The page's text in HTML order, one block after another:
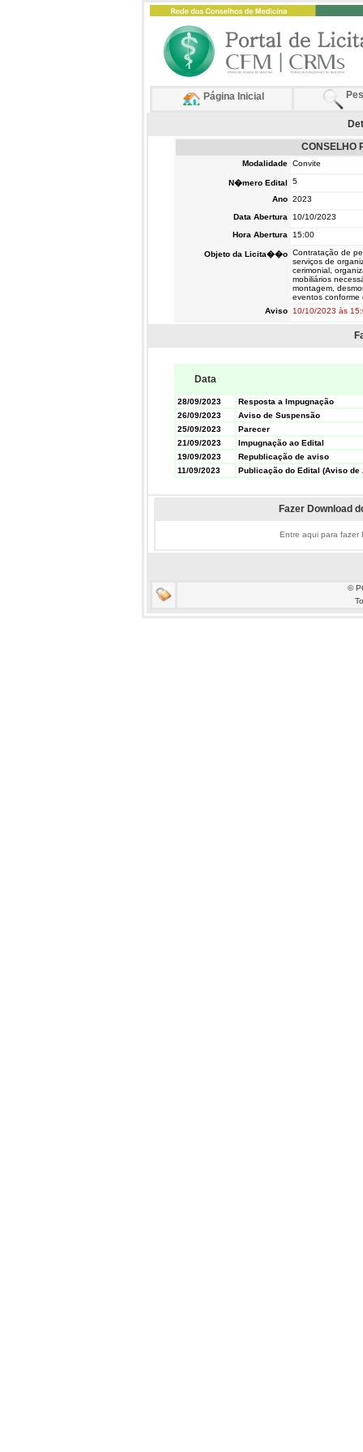
Página Inicial
CONSELHO
Modalidade Convite
N�mero Edital
5
Ano 2023
Data Abertura
10/10/2023
Hora Abertura
15:00
Objeto da Licita��o Contratação de
serviços de
cerimonial,
mobiliários
montagem,
eventos conforme
Aviso
10/10/2023 às
Data
28/09/2023
Resposta a Impugnação
26/09/2023
Aviso de Suspensão
25/09/2023
Parecer
21/09/2023
Impugnação ao Edital
19/09/2023
Republicação de aviso
11/09/2023
Publicação do Edital (Aviso de
Fazer Download
Entre aqui para fazer
©